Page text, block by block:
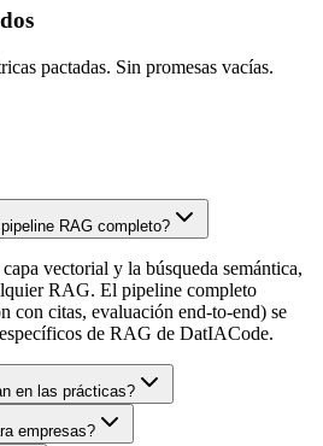
pactadas. Sin promesas vacías.
RAG completo?
vectorial y la búsqueda semántica,
RAG. El pipeline completo
con citas, evaluación end-to-end) se
de RAG de DatIACode.
en las prácticas?
empresas?